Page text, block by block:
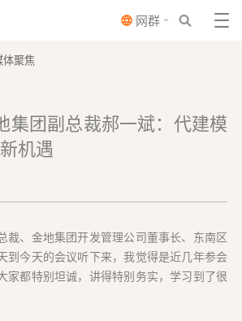
网群
体聚焦
集团副总裁郝一斌：代建模
机遇
裁、金地集团开发管理公司董事长、东南区
到今天的会议听下来，我觉得是近几年参会
家都特别坦诚，讲得特别务实，学习到了很